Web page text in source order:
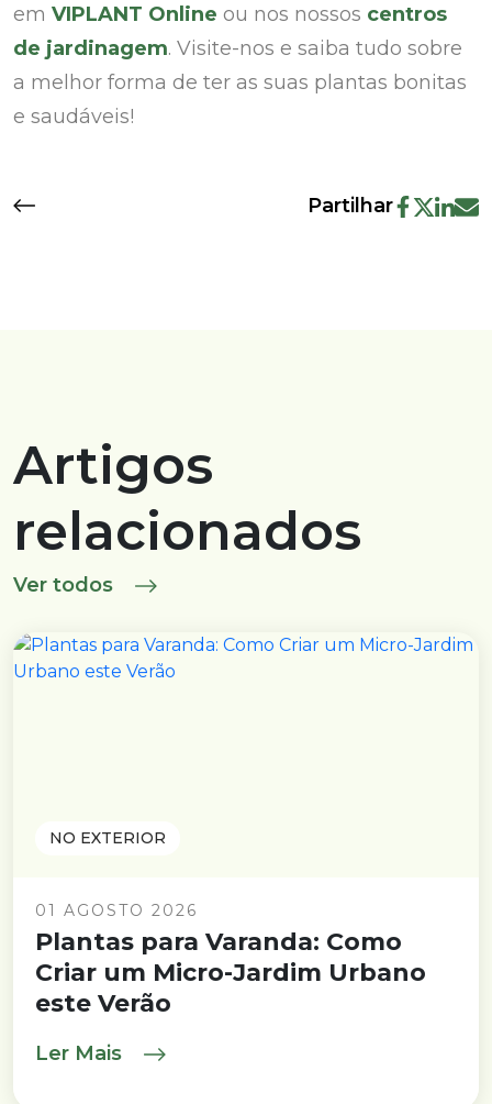
em VIPLANT Online ou nos nossos centros
de jardinagem. Visite-nos e saiba tudo sobre
a melhor forma de ter as suas plantas bonitas
e saudáveis!
Partilhar
Artigos
relacionados
Ver todos
NO EXTERIOR
01 AGOSTO 2026
Plantas para Varanda: Como
Criar um Micro-Jardim Urbano
este Verão
Ler Mais